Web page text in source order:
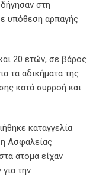
στη
υπόθεση αρπαγής
20 ετών, σε βάρος
τα αδικήματα της
κατά συρροή και
καταγγελία
Ασφαλείας
άτομα είχαν
την